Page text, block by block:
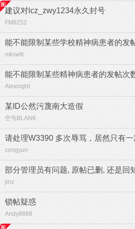
建议对lcz_zwy1234永久封号
FM8252
能不能限制某些学校精神病患者的发
mkswfc
能不能限制某些精神病患者的发帖次
Alexnight
某ID公然污蔑南大造假
空号BLANK
请处理W3390 多次辱骂，居然只有一
congyun
部分管理员有问题, 原帖已删, 还是回
jinz
锁帖疑惑
Andy8888